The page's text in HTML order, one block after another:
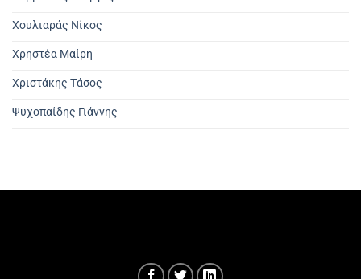
Χουλιαράς Νίκος
Χρηστέα Μαίρη
Χριστάκης Τάσος
Ψυχοπαίδης Γιάννης